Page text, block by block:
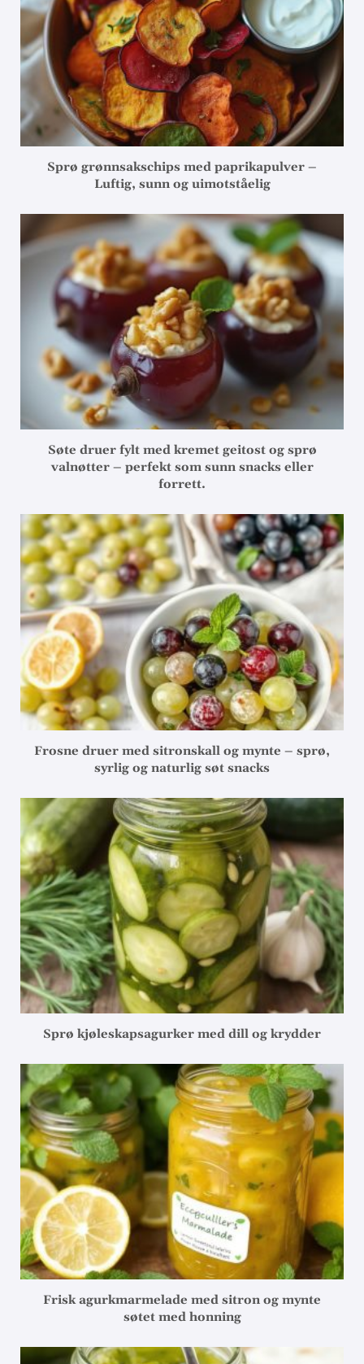
Sprø grønnsakschips med paprikapulver –
Luftig, sunn og uimotståelig
Søte druer fylt med kremet geitost og sprø
valnøtter – perfekt som sunn snacks eller
forrett.
Frosne druer med sitronskall og mynte – sprø,
syrlig og naturlig søt snacks
Sprø kjøleskapsagurker med dill og krydder
Frisk agurkmarmelade med sitron og mynte
søtet med honning